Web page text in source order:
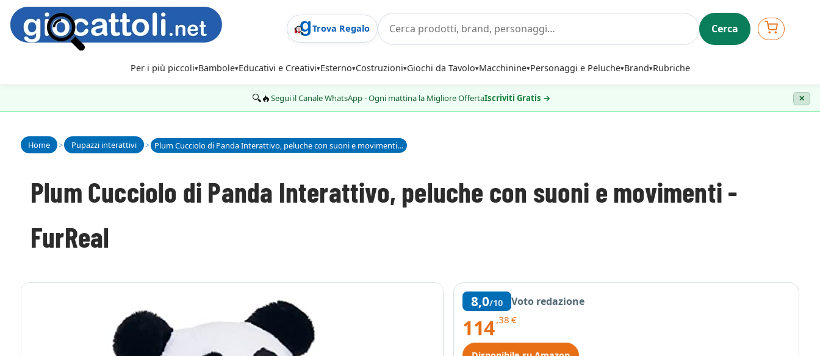
Per i più piccoli Bambole Educativi e Creativi Esterno Costruzioni Giochi da Tavolo Macchinine Personaggi e Peluche Brand Rubriche
Trova Regalo Cerca
🔍🔥Segui il Canale WhatsApp - Ogni mattina la Migliore OffertaIscriviti Gratis → ✕
Home > Pupazzi interattivi > Plum Cucciolo di Panda Interattivo, peluche con suoni e movimenti - FurReal
Plum Cucciolo di Panda Interattivo, peluche con suoni e movimenti -
FurReal
8,0/10 Voto redazione
114,38 €